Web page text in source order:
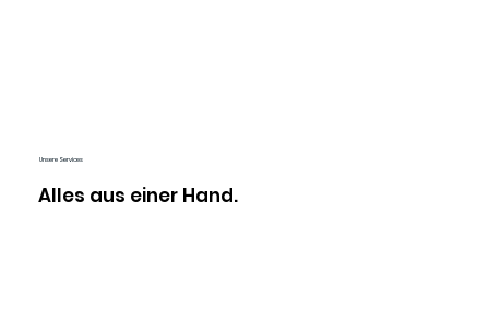
Unsere Services
Alles aus einer Hand.